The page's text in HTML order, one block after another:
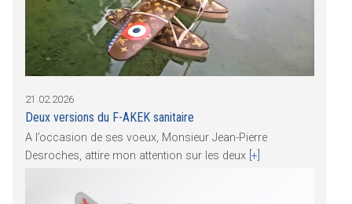
21.02.2026
Deux versions du F-AKEK sanitaire
A l’occasion de ses voeux, Monsieur Jean-Pierre
Desroches, attire mon attention sur les deux [+]